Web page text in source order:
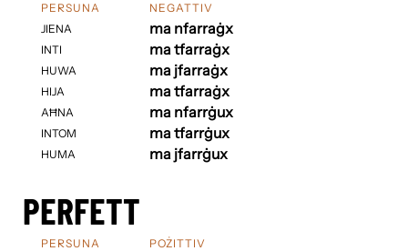
PERSUNA
JIENA
INTI
HUWA
HIJA
AĦNA
INTOM
HUMA
NEGATTIV
ma nfarraġx
ma tfarraġx
ma jfarraġx
ma tfarraġx
ma nfarrġux
ma tfarrġux
ma jfarrġux
PERFETT
PERSUNA
POŻITTIV